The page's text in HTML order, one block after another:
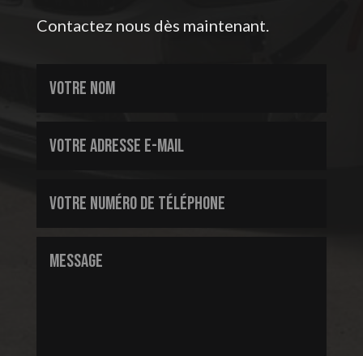
Contactez nous dès maintenant.